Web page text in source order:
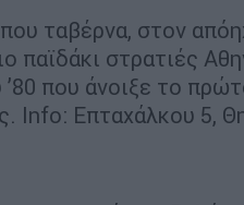
ταβέρνα, στον
παϊδάκι στρατιές
’80 που άνοιξε το
Info: Επταχάλκου 5,